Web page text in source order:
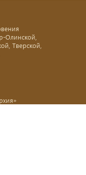
Олинской,
Тверской,